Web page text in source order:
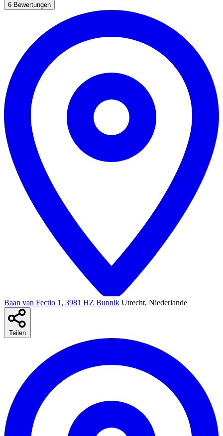
6 Bewertungen
Baan van Fectio 1, 3981 HZ Bunnik Utrecht, Niederlande
Teilen